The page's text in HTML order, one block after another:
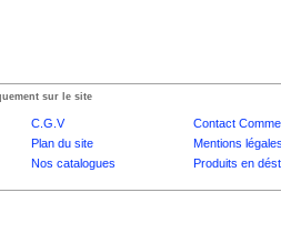
sur le site
C.G.V
Contact
Plan du site
Mentions
Nos catalogues
Produits en